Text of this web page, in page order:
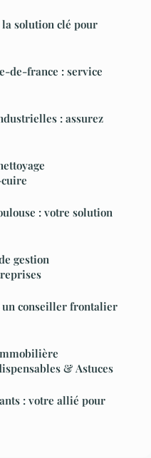
solution clé pour
de-france : service
: assurez
: votre solution
gestion
conseiller frontalier
& Astuces
: votre allié pour